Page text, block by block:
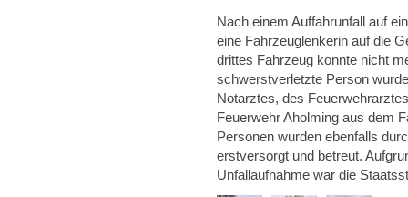
Nach einem Auffahrunfall auf
eine Fahrzeuglenkerin auf die
drittes Fahrzeug konnte nicht
schwerstverletzte Person
Notarztes, des
Feuerwehr Aholming aus dem
Personen wurden ebenfalls
erstversorgt und betreut.
Unfallaufnahme war die